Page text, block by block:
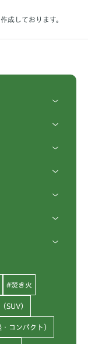
成しております。
#焚き火
SUV）
コンパクト）